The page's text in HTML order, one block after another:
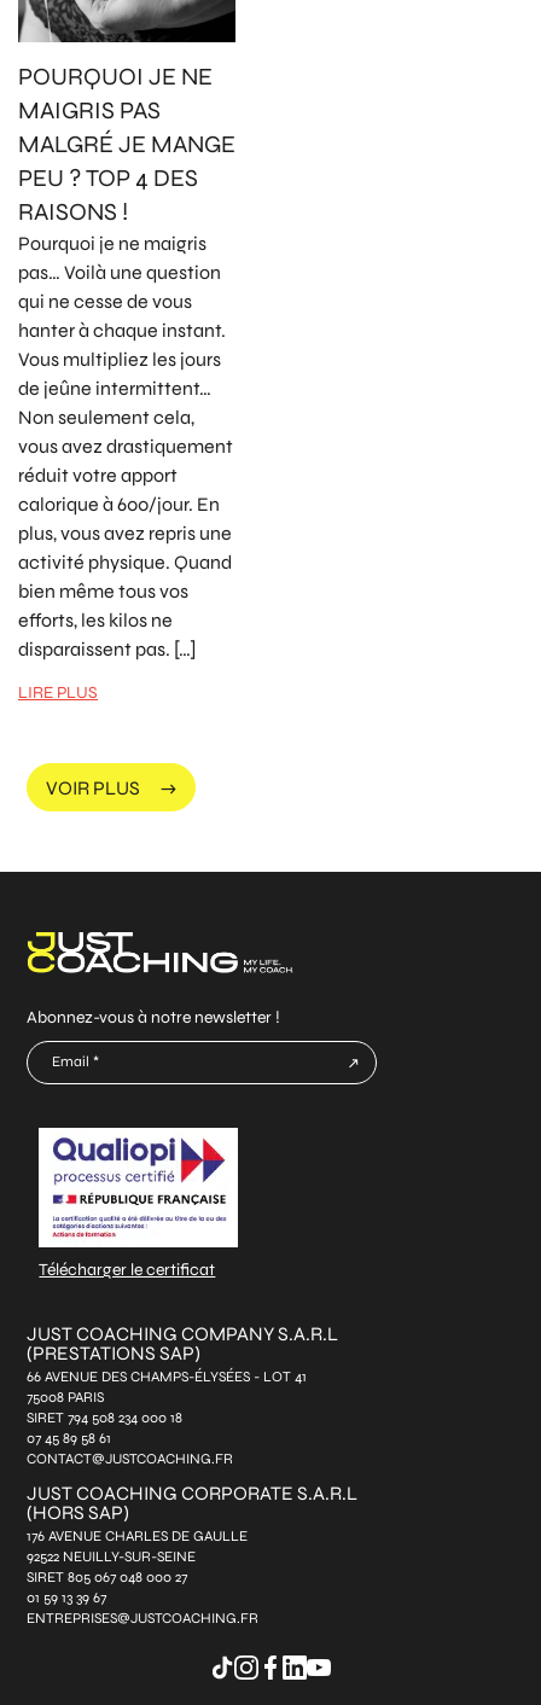
POURQUOI JE NE
MAIGRIS PAS
MALGRÉ JE MANGE
PEU ? TOP 4 DES
RAISONS !
Pourquoi je ne maigris
pas… Voilà une question
qui ne cesse de vous
hanter à chaque instant.
Vous multipliez les jours
de jeûne intermittent…
Non seulement cela,
vous avez drastiquement
réduit votre apport
calorique à 600/jour. En
plus, vous avez repris une
activité physique. Quand
bien même tous vos
efforts, les kilos ne
disparaissent pas. […]
LIRE PLUS
VOIR PLUS
Abonnez-vous à notre newsletter !
E-
mail
*
Télécharger le certificat
JUST COACHING COMPANY S.A.R.L
(PRESTATIONS SAP)
66 AVENUE DES CHAMPS-ÉLYSÉES - LOT 41
75008 PARIS
SIRET 794 508 234 000 18
07 45 89 58 61
CONTACT@JUSTCOACHING.FR
JUST COACHING CORPORATE S.A.R.L
(HORS SAP)
176 AVENUE CHARLES DE GAULLE
92522 NEUILLY-SUR-SEINE
SIRET 805 067 048 000 27
01 59 13 39 67
ENTREPRISES@JUSTCOACHING.FR